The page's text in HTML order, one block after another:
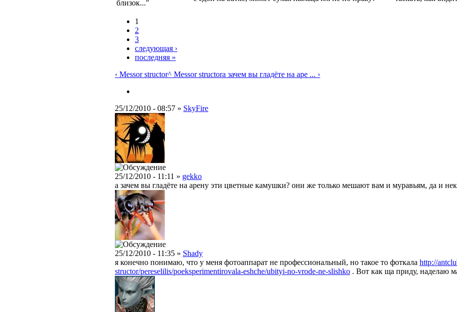
близок..."
1
2
3
следующая ›
последняя »
‹ Messor structor^ Messor structorа зачем вы гладёте на аре ... ›
25/12/2010 - 08:57 » SkyFire
25/12/2010 - 11:11 » gekko
а зачем вы гладёте на арену эти цветные камушки? они же только мешают вам и муравьям, да и
25/12/2010 - 11:35 » Shady
я конечно понимаю, что у меня фотоаппарат не профессиональный, но такое то фоткала http://
structor/pereselilis/poeksperimentirovala-eshche/ubityi-no-vrode-ne-slishko . Вот как ща приду, наделаю